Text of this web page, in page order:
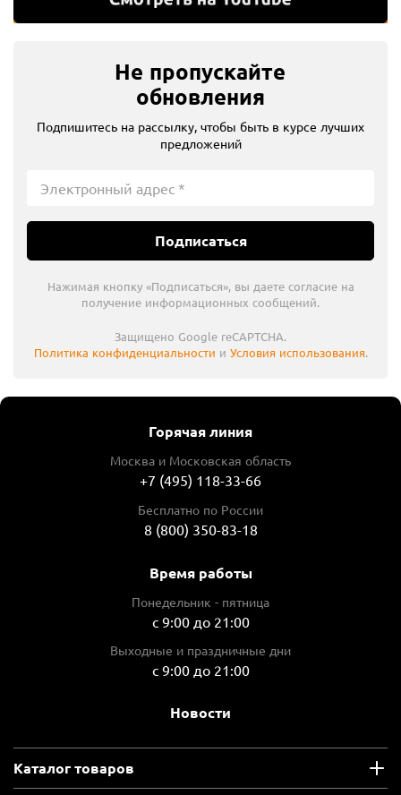
Не пропускайте
обновления
Подпишитесь на рассылку, чтобы быть в курсе лучших
предложений
Подписаться
Нажимая кнопку «Подписаться», вы даете согласие на
получение информационных сообщений.
Защищено Google reCAPTCHA.
Политика конфиденциальности и Условия использования.
Горячая линия
Москва и Московская область
+7 (495) 118-33-66
Бесплатно по России
8 (800) 350-83-18
Время работы
Понедельник - пятница
с 9:00 до 21:00
Выходные и праздничные дни
с 9:00 до 21:00
Новости
Каталог товаров